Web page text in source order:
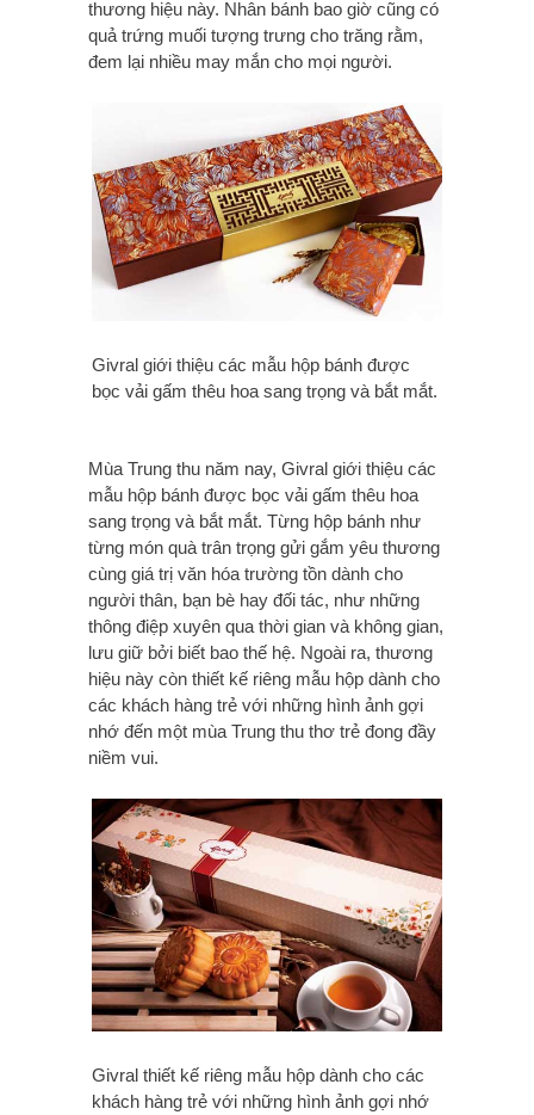
thương hiệu này. Nhân bánh bao giờ cũng có
quả trứng muối tượng trưng cho trăng rằm,
đem lại nhiều may mắn cho mọi người.
Givral giới thiệu các mẫu hộp bánh được
bọc vải gấm thêu hoa sang trọng và bắt mắt.
Mùa Trung thu năm nay, Givral giới thiệu các
mẫu hộp bánh được bọc vải gấm thêu hoa
sang trọng và bắt mắt. Từng hộp bánh như
từng món quà trân trọng gửi gắm yêu thương
cùng giá trị văn hóa trường tồn dành cho
người thân, bạn bè hay đối tác, như những
thông điệp xuyên qua thời gian và không gian,
lưu giữ bởi biết bao thế hệ. Ngoài ra, thương
hiệu này còn thiết kế riêng mẫu hộp dành cho
các khách hàng trẻ với những hình ảnh gợi
nhớ đến một mùa Trung thu thơ trẻ đong đầy
niềm vui.
Givral thiết kế riêng mẫu hộp dành cho các
khách hàng trẻ với những hình ảnh gợi nhớ